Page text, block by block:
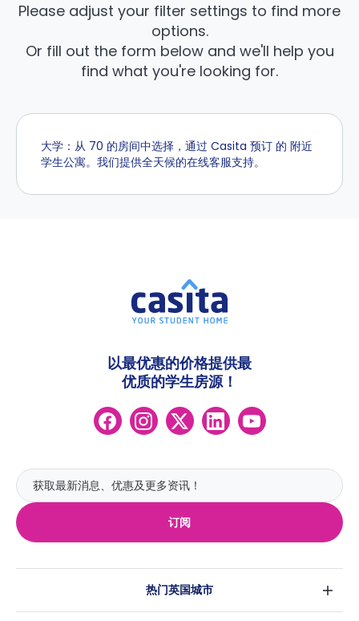
Please adjust your filter settings to find more
options.
Or fill out the form below and we'll help you
find what you're looking for.
大学：从 70 的房间中选择，通过 Casita 预订 的 附近
学生公寓。我们提供全天候的在线客服支持。
订阅
以最优惠的价格提供最
优质的学生房源！
热门英国城市